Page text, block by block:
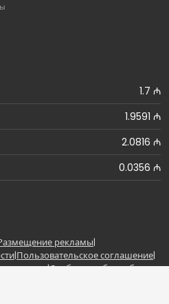
1.7 ₼
1.9591 ₼
2.0816 ₼
0.0356 ₼
рекламы|
|Пользовательское соглашение|
|Сообщить об ошибке